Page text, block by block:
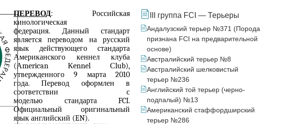
ПЕРЕВОД:Российская
кинологическая
федерация. Данный стандарт
является переводом на русский
язык действующего стандарта
Американского кеннел клуба
(Аmerican Кennel Сlub),
утвержденного 9 марта 2010
года.Перевод оформлен в
соответствии с
моделью стандартаFCI.
Официальный оригинальный
язык английский (EN).
III группа FCI — Терьеры
Андалузский терьер №371 (Порода
признана FCI на предварительной
основе)
Австралийский терьер №8
Австралийский шелковистый
терьер №236
Английский той терьер (черно-
подпалый) №13
Американский стаффордширский
терьер №286